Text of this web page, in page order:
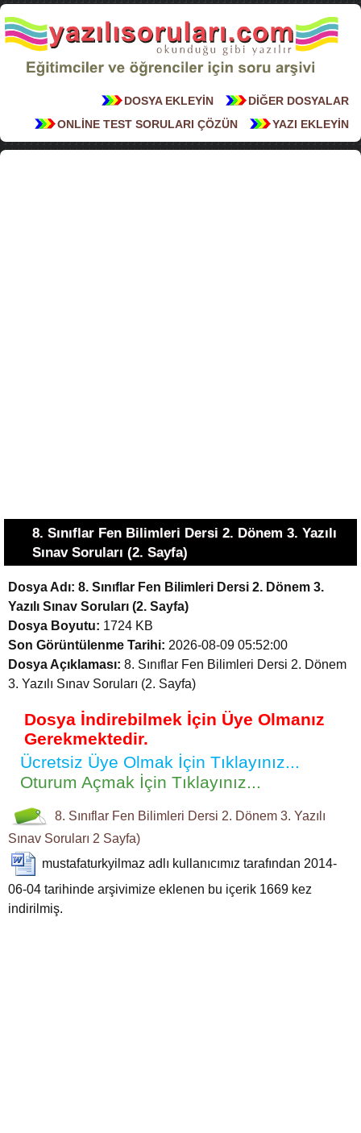
DİĞER DOSYALAR
DOSYA EKLEYİN
YAZI EKLEYİN
ONLİNE TEST SORULARI ÇÖZÜN
8. Sınıflar Fen Bilimleri Dersi 2. Dönem 3. Yazılı
Sınav Soruları (2. Sayfa)
Dosya Adı: 8. Sınıflar Fen Bilimleri Dersi 2. Dönem 3.
Yazılı Sınav Soruları (2. Sayfa)
Dosya Boyutu: 1724 KB
Son Görüntülenme Tarihi: 2026-08-09 05:52:00
Dosya Açıklaması: 8. Sınıflar Fen Bilimleri Dersi 2. Dönem
3. Yazılı Sınav Soruları (2. Sayfa)
Dosya İndirebilmek İçin Üye Olmanız
Gerekmektedir.
Ücretsiz Üye Olmak İçin Tıklayınız...
Oturum Açmak İçin Tıklayınız...
8. Sınıflar Fen Bilimleri Dersi 2. Dönem 3. Yazılı
Sınav Soruları 2 Sayfa)
mustafaturkyilmaz adlı kullanıcımız tarafından 2014-
06-04 tarihinde arşivimize eklenen bu içerik 1669 kez
indirilmiş.